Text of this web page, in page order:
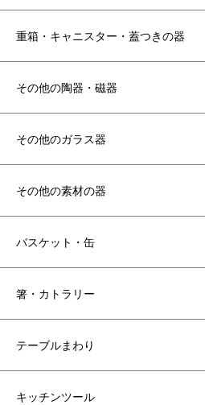
重箱・キャニスター・蓋つきの器
その他の陶器・磁器
その他のガラス器
その他の素材の器
バスケット・缶
箸・カトラリー
テーブルまわり
キッチンツール